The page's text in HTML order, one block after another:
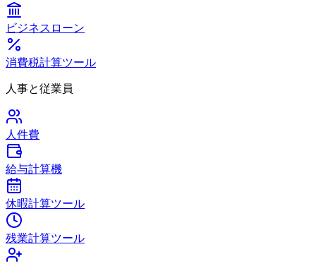
ビジネスローン
消費税計算ツール
人事と従業員
人件費
給与計算機
休暇計算ツール
残業計算ツール